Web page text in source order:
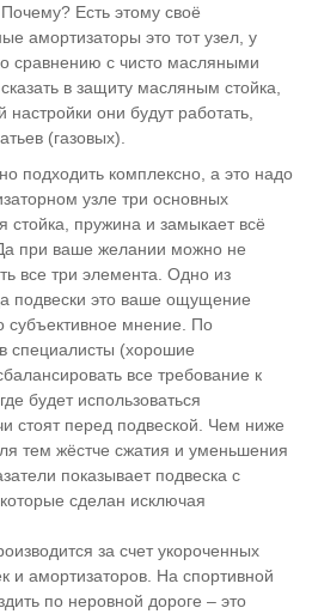
Есть этому своё
амортизаторы это тот узел, у
сравнению с чисто масляными
в защиту масляным стойка,
они будут работать,
(газовых).
подходить комплексно, а это надо
узле три основных
стойка, пружина и замыкает всё
при ваше желании можно не
все три элемента. Одно из
подвески это ваше ощущение
субъективное мнение. По
специалисты (хорошие
все требование к
будет использоваться
стоят перед подвеской. Чем ниже
тем жёстче сжатия и уменьшения
показывает подвеска с
сделан исключая
за счет укороченных
и амортизаторов. На спортивной
по неровной дороге – это